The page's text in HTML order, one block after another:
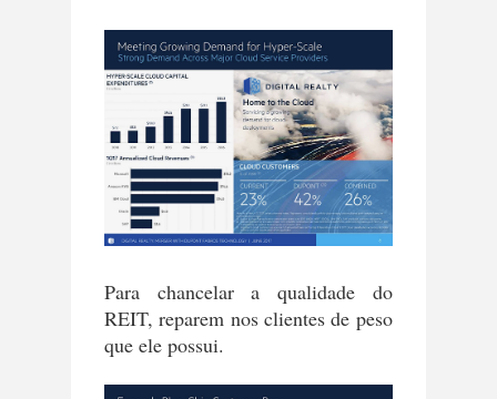
Para chancelar a qualidade do
REIT, reparem nos clientes de peso
que ele possui.